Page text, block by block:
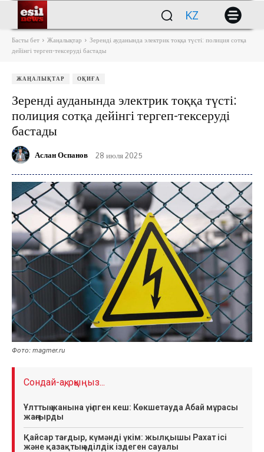
KZ
Басты бет Жаңалықтар
Зеренді ауданында электрик тоққа түсті: полиция сотқа
дейінгі тергеп-тексеруді бастады
ЖАҢАЛЫҚТАР ОҚИҒА
Зеренді ауданында электрик тоққа түсті:
полиция сотқа дейінгі тергеп-тексеруді
бастады
Аслан Оспанов 28 июля 2025
Фото: magmer.ru
Сондай-ақ, оқыңыз...
Ұлттың жанына үңілген кеш: Көкшетауда Абай мұрасы
жаңғырды
Қайсар тағдыр, күмәнді үкім: жылқышы Рахат ісі
және қазақтың әділдік іздеген сауалы